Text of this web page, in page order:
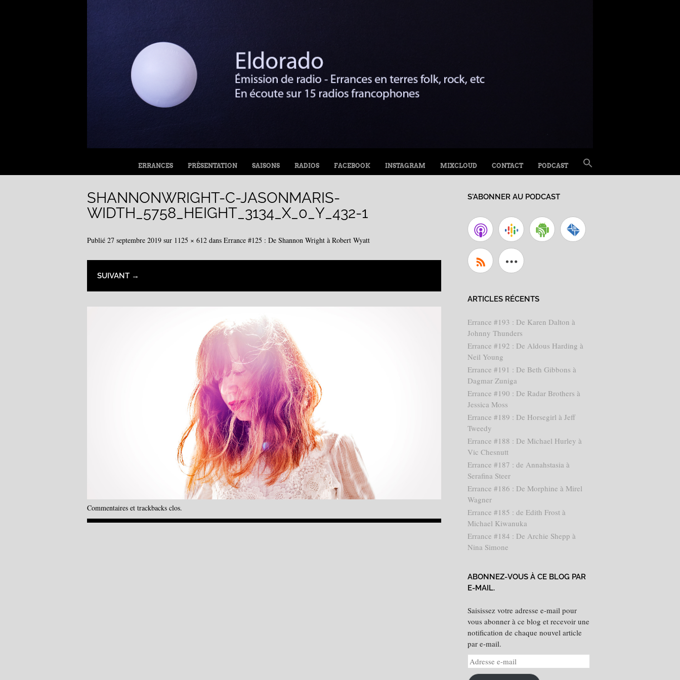
MENU
ALLER AU CONTENU
ERRANCES PRÉSENTATION SAISONS RADIOS FACEBOOK INSTAGRAM MIXCLOUD CONTACT PODCAST
FOR:
Search Button
SHANNONWRIGHT-C-JASONMARIS-
WIDTH_5758_HEIGHT_3134_X_0_Y_432-1
Publié 27 septembre 2019 sur 1125 × 612 dans Errance #125 : De Shannon Wright à Robert Wyatt
SUIVANT →
Commentaires et trackbacks clos.
S'ABONNER AU PODCAST
ARTICLES RÉCENTS
Errance #193 : De Karen Dalton à
Johnny Thunders
Errance #192 : De Aldous Harding à
Neil Young
Errance #191 : De Beth Gibbons à
Dagmar Zuniga
Errance #190 : De Radar Brothers à
Jessica Moss
Errance #189 : De Horsegirl à Jeff
Tweedy
Errance #188 : De Michael Hurley à
Vic Chesnutt
Errance #187 : de Annahstasia à
Serafina Steer
Errance #186 : De Morphine à Mirel
Wagner
Errance #185 : de Edith Frost à
Michael Kiwanuka
Errance #184 : De Archie Shepp à
Nina Simone
ABONNEZ-VOUS À CE BLOG PAR
E-MAIL.
Saisissez votre adresse e-mail pour
vous abonner à ce blog et recevoir une
notification de chaque nouvel article
par e-mail.
Adresse
e-